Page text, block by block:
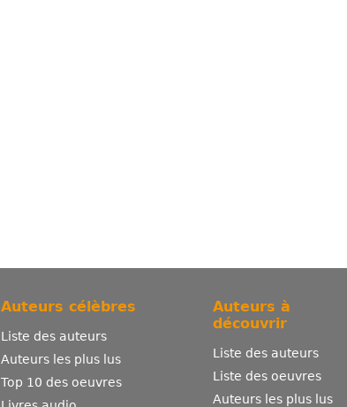
Auteurs célèbres
Liste des auteurs
Auteurs les plus lus
Top 10 des oeuvres
Auteurs à
découvrir
Liste des auteurs
Liste des oeuvres
Auteurs les plus lus